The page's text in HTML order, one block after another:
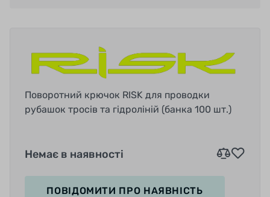
Поворотний крючок RISK для проводки
рубашок тросів та гідроліній (банка 100 шт.)
Немає в наявності
ПОВІДОМИТИ ПРО НАЯВНІСТЬ